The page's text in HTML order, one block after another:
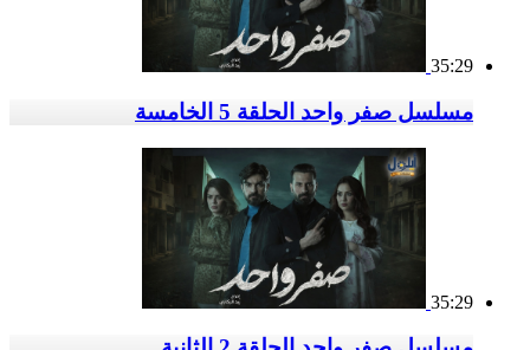
35:29
مسلسل صفر واحد الحلقة 5 الخامسة
35:29